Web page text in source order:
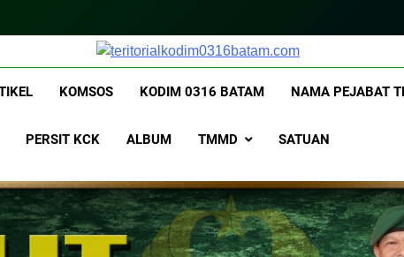
KOMSOS KODIM 0316 BATAM NAMA PEJABAT
PERSIT KCK ALBUM TMMD SATUAN